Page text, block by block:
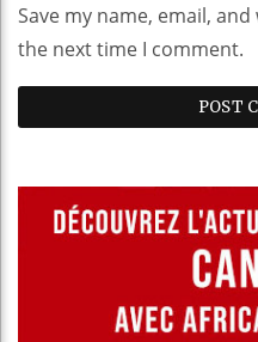
Save my name, email,
the next time I comment.